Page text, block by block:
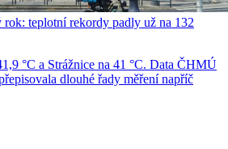
rok: teplotní rekordy padly už na 132
°C a Strážnice na 41 °C. Data ČHMÚ
dlouhé řady měření napříč